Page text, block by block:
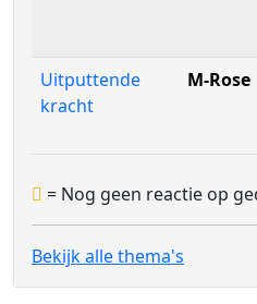
Uitputtende
kracht
M-Rose
= Nog geen reactie op
Bekijk alle thema's